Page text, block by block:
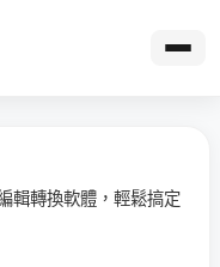
輯轉換軟體，輕鬆搞定